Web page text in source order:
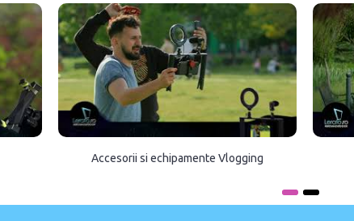
Accesorii si echipamente Vlogging